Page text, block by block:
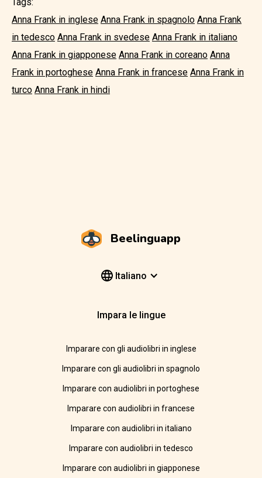
Anna Frank in inglese Anna Frank in spagnolo Anna Frank
in tedesco Anna Frank in svedese Anna Frank in italiano
Anna Frank in giapponese Anna Frank in coreano Anna
Frank in portoghese Anna Frank in francese Anna Frank in
turco Anna Frank in hindi
Beelinguapp
Italiano
Impara le lingue
Imparare con gli audiolibri in inglese
Imparare con gli audiolibri in spagnolo
Imparare con audiolibri in portoghese
Imparare con audiolibri in francese
Imparare con audiolibri in italiano
Imparare con audiolibri in tedesco
Imparare con audiolibri in giapponese